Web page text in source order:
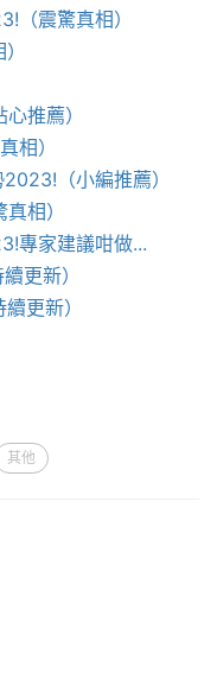
（震驚真相）
推薦）
相）
（小編推薦）
相）
專家建議咁做...
更新）
更新）
其他